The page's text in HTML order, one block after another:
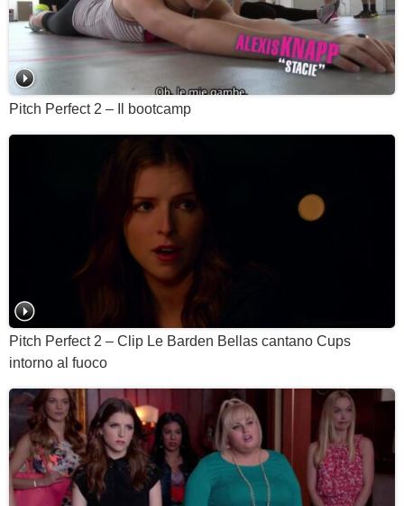
Pitch Perfect 2 – Il bootcamp
Pitch Perfect 2 – Clip Le Barden Bellas cantano Cups
intorno al fuoco